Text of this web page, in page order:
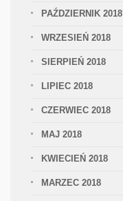
PAŹDZIERNIK 2018
WRZESIEŃ 2018
SIERPIEŃ 2018
LIPIEC 2018
CZERWIEC 2018
MAJ 2018
KWIECIEŃ 2018
MARZEC 2018